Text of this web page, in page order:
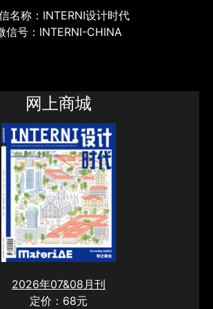
名称：INTERNI设计时代
信号：INTERNI-CHINA
网上商城
2026年07&08月刊
定价：68元